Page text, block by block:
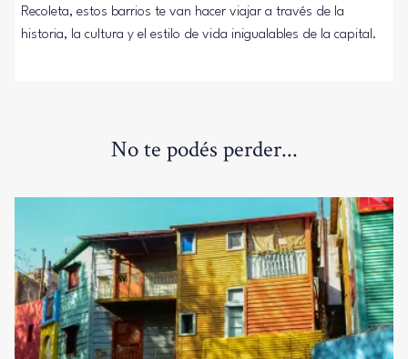
Recoleta, estos barrios te van hacer viajar a través de la
historia, la cultura y el estilo de vida inigualables de la capital.
No te podés perder...